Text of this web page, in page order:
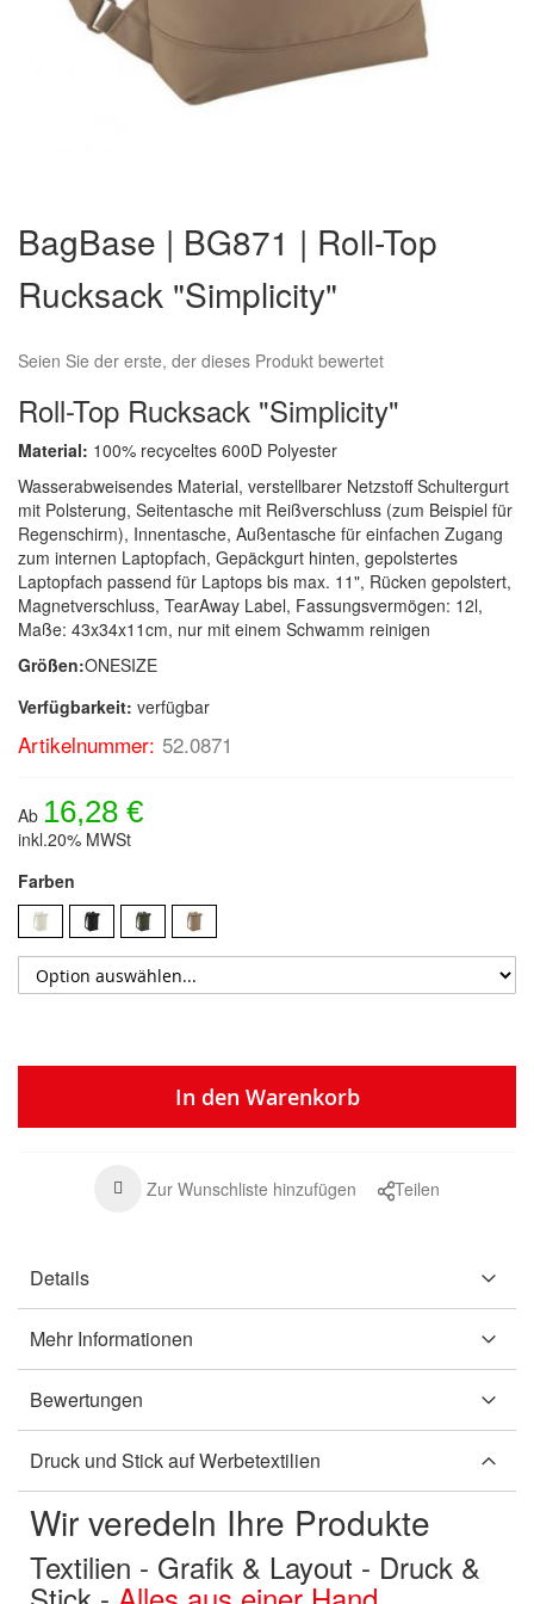
der
Bildergalerie
springen
BagBase | BG871 | Roll-Top
Rucksack "Simplicity"
Seien Sie der erste, der dieses Produkt bewertet
Roll-Top Rucksack "Simplicity"
Material: 100% recyceltes 600D Polyester
Wasserabweisendes Material, verstellbarer Netzstoff Schultergurt
mit Polsterung, Seitentasche mit Reißverschluss (zum Beispiel für
Regenschirm), Innentasche, Außentasche für einfachen Zugang
zum internen Laptopfach, Gepäckgurt hinten, gepolstertes
Laptopfach passend für Laptops bis max. 11", Rücken gepolstert,
Magnetverschluss, TearAway Label, Fassungsvermögen: 12l,
Maße: 43x34x11cm, nur mit einem Schwamm reinigen
Größen:ONESIZE
Verfügbarkeit: verfügbar
Artikelnummer: 52.0871
Ab 16,28 €
inkl.20% MWSt
Farben
In den Warenkorb
Zur Wunschliste hinzufügen Teilen
Details
Mehr Informationen
Bewertungen
Druck und Stick auf Werbetextilien
Wir veredeln Ihre Produkte
Textilien - Grafik & Layout - Druck &